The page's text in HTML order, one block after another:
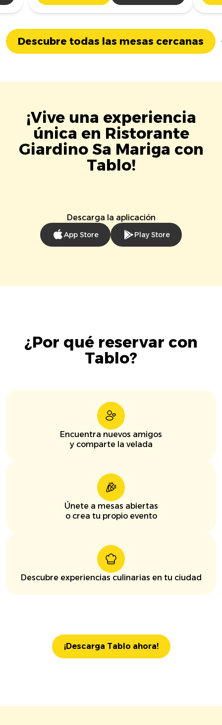
Descubre todas las mesas cercanas
¡Vive una experiencia
única en Ristorante
Giardino Sa Mariga con
Tablo!
Descarga la aplicación
App Store Play Store
¿Por qué reservar con
Tablo?
Encuentra nuevos amigos
y comparte la velada
Únete a mesas abiertas
o crea tu propio evento
Descubre experiencias culinarias en tu ciudad
¡Descarga Tablo ahora!